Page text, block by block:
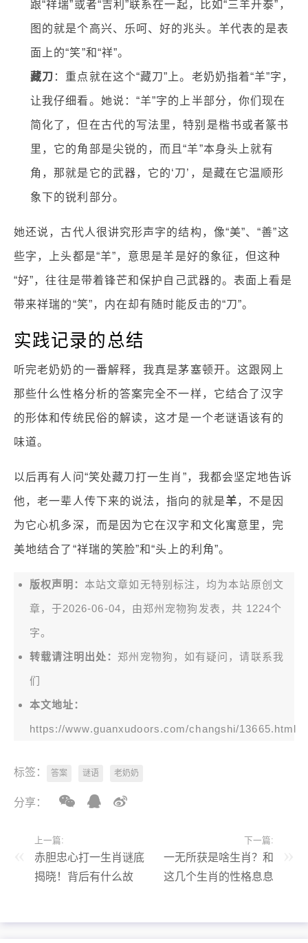
跟“祥瑞”或者“吉利”联系在一起，比如“三羊开泰”，
图的就是个高兴、乐呵、好的兆头。羊代表的是表
面上的“笑”和“祥”。
藏刀 ：重点就在这个“藏刀”上。老奶奶指着“羊”字，
让我仔细看。她说：“羊”字的上半部分，你们现在
简化了，但在古代的写法里，特别是楷书或者篆书
里，它的角部是尖锐的，而且“羊”本身头上就有
角，那就是它的武器，它的‘刀’，是藏在它温顺形
象下的锐利部分。
她还说，古代人很讲究形声字的结构，像“美”、“善”这
些字，上头都是“羊”，意思是羊是好的象征，但这种
“好”，往往是带着锋芒和保护自己武器的。表面上看是
带来祥瑞的“笑”，内在却有随时能反击的“刀”。
实践记录的总结
听完老奶奶的一番解释，我真是茅塞顿开。这跟网上
那些什么性格分析的答案完全不一样，它结合了汉字
的形体和传统民俗的解读，这才是一个老谜语该有的
味道。
以后再有人问“笑处藏刀打一生肖”，我都会坚定地告诉
他，老一辈人传下来的说法，指向的就是羊，不是因
为它心机多深，而是因为它在汉字和文化寓意里，完
美地结合了“祥瑞的笑脸”和“头上的利角”。
版权声明： 本站文章如无特别标注，均为本站原创文
章，于2026-06-04，由郑州宠物狗发表，共 1224个
字。
转载请注明出处：郑州宠物狗，如有疑问，请联系我
们
本文地址：
https://www.guanxudoors.com/changshi/13665.html
标签： 答案 谜语 老奶奶
分享：
上一篇:
赤胆忠心打一生肖谜底
揭晓！背后有什么故
下一篇:
一无所获是啥生肖？和
这几个生肖的性格息息